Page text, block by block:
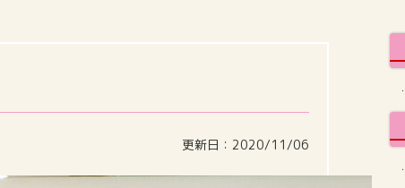
更新日：2020/11/06
・
・